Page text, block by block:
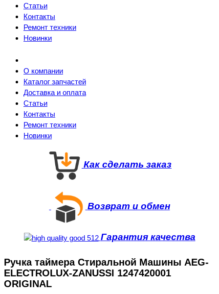
Статьи
Контакты
Ремонт техники
Новинки
О компании
Каталог запчастей
Доставка и оплата
Статьи
Контакты
Ремонт техники
Новинки
Как сделать заказ
Возврат и обмен
Гарантия качества
Ручка таймера Стиральной Машины AEG-
ELECTROLUX-ZANUSSI 1247420001
ORIGINAL